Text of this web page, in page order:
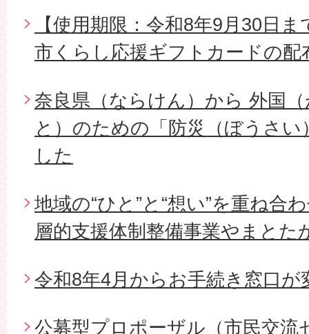
【使用期限：令和8年9月30日
市くらし応援ギフトカードの配
奈良県（ならけん）から 外国
と）のための「防災（ぼうさ
した
地域の“ひと”と“想い”を重ね合
層的支援体制整備事業やまとた
令和8年4月からお手続き窓口が
公募型プロポーザル（市民交流